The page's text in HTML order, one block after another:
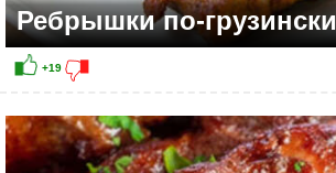
+9
Ребрышки по-грузински